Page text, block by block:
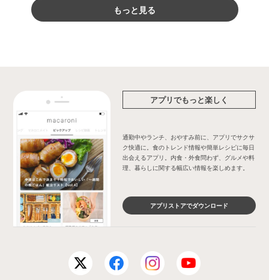
もっと見る
アプリでもっと楽しく
通勤中やランチ、おやすみ前に、アプリでサクサ
ク快適に。食のトレンド情報や簡単レシピに毎日
出会えるアプリ。内食・外食問わず、グルメや料
理、暮らしに関する幅広い情報を楽しめます。
アプリストアでダウンロード